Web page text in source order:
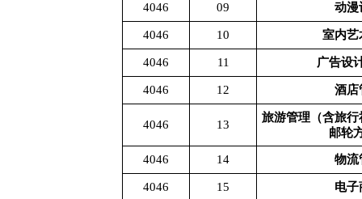
4046 09 动漫
4046 10 室内艺
4046 11 广告设
4046 12 酒店
4046 13
旅游管理（含旅
邮轮
4046 14 物流
4046 15 电子